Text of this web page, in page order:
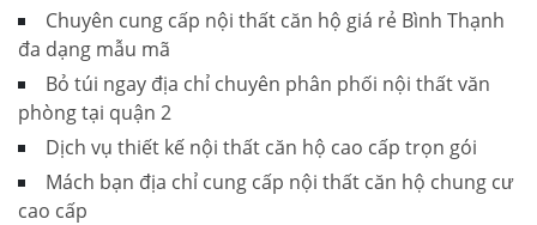
Chuyên cung cấp nội thất căn hộ giá rẻ Bình Thạnh
đa dạng mẫu mã
Bỏ túi ngay địa chỉ chuyên phân phối nội thất văn
phòng tại quận 2
Dịch vụ thiết kế nội thất căn hộ cao cấp trọn gói
Mách bạn địa chỉ cung cấp nội thất căn hộ chung cư
cao cấp